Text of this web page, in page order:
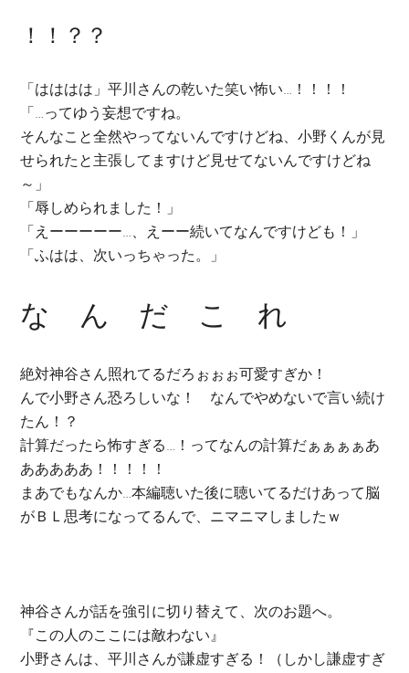
！！？？
「はははは」平川さんの乾いた笑い怖い…！！！！
「…ってゆう妄想ですね。
そんなこと全然やってないんですけどね、小野くんが見
せられたと主張してますけど見せてないんですけどね
～」
「辱しめられました！」
「えーーーーー…、えーー続いてなんですけども！」
「ふはは、次いっちゃった。」
な ん だ こ れ
絶対神谷さん照れてるだろぉぉぉ可愛すぎか！
んで小野さん恐ろしいな！ なんでやめないで言い続け
たん！？
計算だったら怖すぎる…！ってなんの計算だぁぁぁぁあ
あああああ！！！！！
まあでもなんか…本編聴いた後に聴いてるだけあって脳
がＢＬ思考になってるんで、ニマニマしましたｗ
神谷さんが話を強引に切り替えて、次のお題へ。
『この人のここには敵わない』
小野さんは、平川さんが謙虚すぎる！（しかし謙虚すぎ